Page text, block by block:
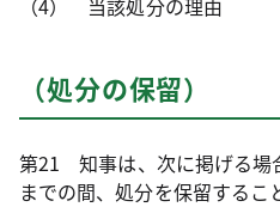
（4） 当該処分の理由
（処分の保留）
第21 知事は、次に掲げる場
までの間、処分を保留するこ